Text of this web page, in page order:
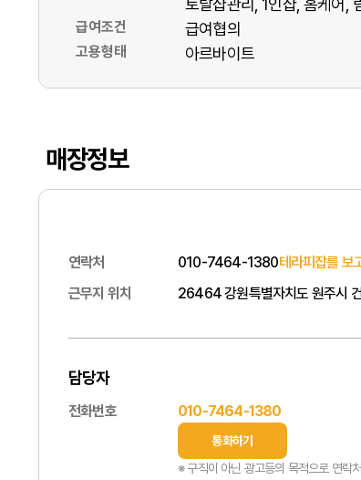
토탈샵관리
1인샵 홈케어
급여조건 급여협의
고용형태 아르바이트
매장정보
연락처 010-7464-1380테라피잡를 보
근무지 위치
26464 강원특별자치도 원주시
담당자
전화번호 010-7464-1380
통화하기
※ 구직이 아닌 광고등의 목적으로 연락